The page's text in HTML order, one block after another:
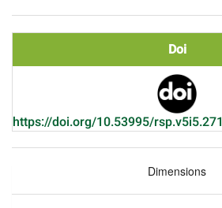
Doi
https://doi.org/10.53995/rsp.v5i5.271
Dimensions